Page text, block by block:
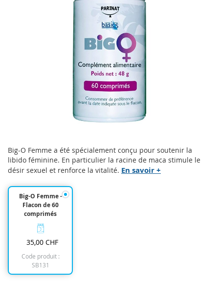
Skip
to
the
of
images
gallery
Big-O Femme a été spécialement conçu pour soutenir la
libido féminine. En particulier la racine de maca stimule le
désir sexuel et renforce la vitalité. En savoir +
Big-O Femme -
Flacon de 60
comprimés
35,00 CHF
Code produit :
SB131